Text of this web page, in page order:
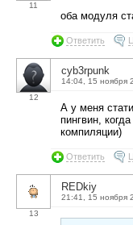
11
оба модуля
Ответить
12
cyb3rpunk
14:04, 15 ноября
А у меня
пингвин,
компиляции)
Ответить
13
REDkiy
21:41, 15 ноября